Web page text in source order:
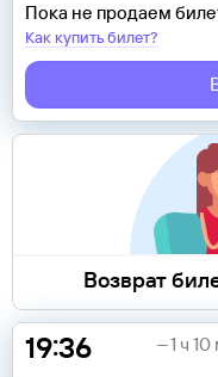
Пока не продаем
Как купить билет?
Возврат
19:36 1 ч 10